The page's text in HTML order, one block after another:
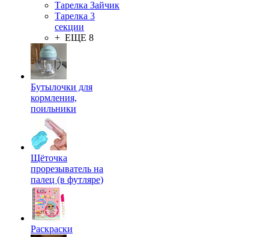
Тарелка Зайчик
Тарелка 3
секции
+ ЕЩЕ 8
Бутылочки для
кормления,
поильники
Щёточка
прорезыватель на
палец (в футляре)
Раскраски